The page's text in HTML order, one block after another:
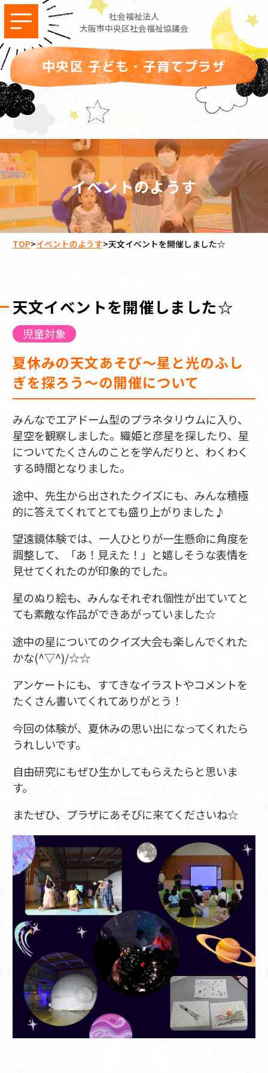
社会福祉法人
大阪市中央区社会福祉協議会
中央区 子ども・子育てプラザ
イベントのようす
TOP>イベントのようす>天文イベントを開催しました☆
天文イベントを開催しました☆
児童対象
夏休みの天文あそび～星と光のふし
ぎを探ろう～の開催について
みんなでエアドーム型のプラネタリウムに入り、
星空を観察しました。織姫と彦星を探したり、星
についてたくさんのことを学んだりと、わくわく
する時間となりました。
途中、先生から出されたクイズにも、みんな積極
的に答えてくれてとても盛り上がりました♪
望遠鏡体験では、一人ひとりが一生懸命に角度を
調整して、「あ！見えた！」と嬉しそうな表情を
見せてくれたのが印象的でした。
星のぬり絵も、みんなそれぞれ個性が出ていてと
ても素敵な作品ができあがっていました☆
途中の星についてのクイズ大会も楽しんでくれた
かな(^▽^)/☆☆
アンケートにも、すてきなイラストやコメントを
たくさん書いてくれてありがとう！
今回の体験が、夏休みの思い出になってくれたら
うれしいです。
自由研究にもぜひ生かしてもらえたらと思いま
す。
またぜひ、プラザにあそびに来てくださいね☆